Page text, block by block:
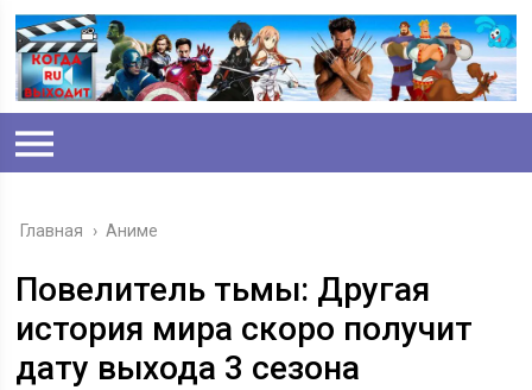
Главная › Аниме
Повелитель тьмы: Другая
история мира скоро получит
дату выхода 3 сезона